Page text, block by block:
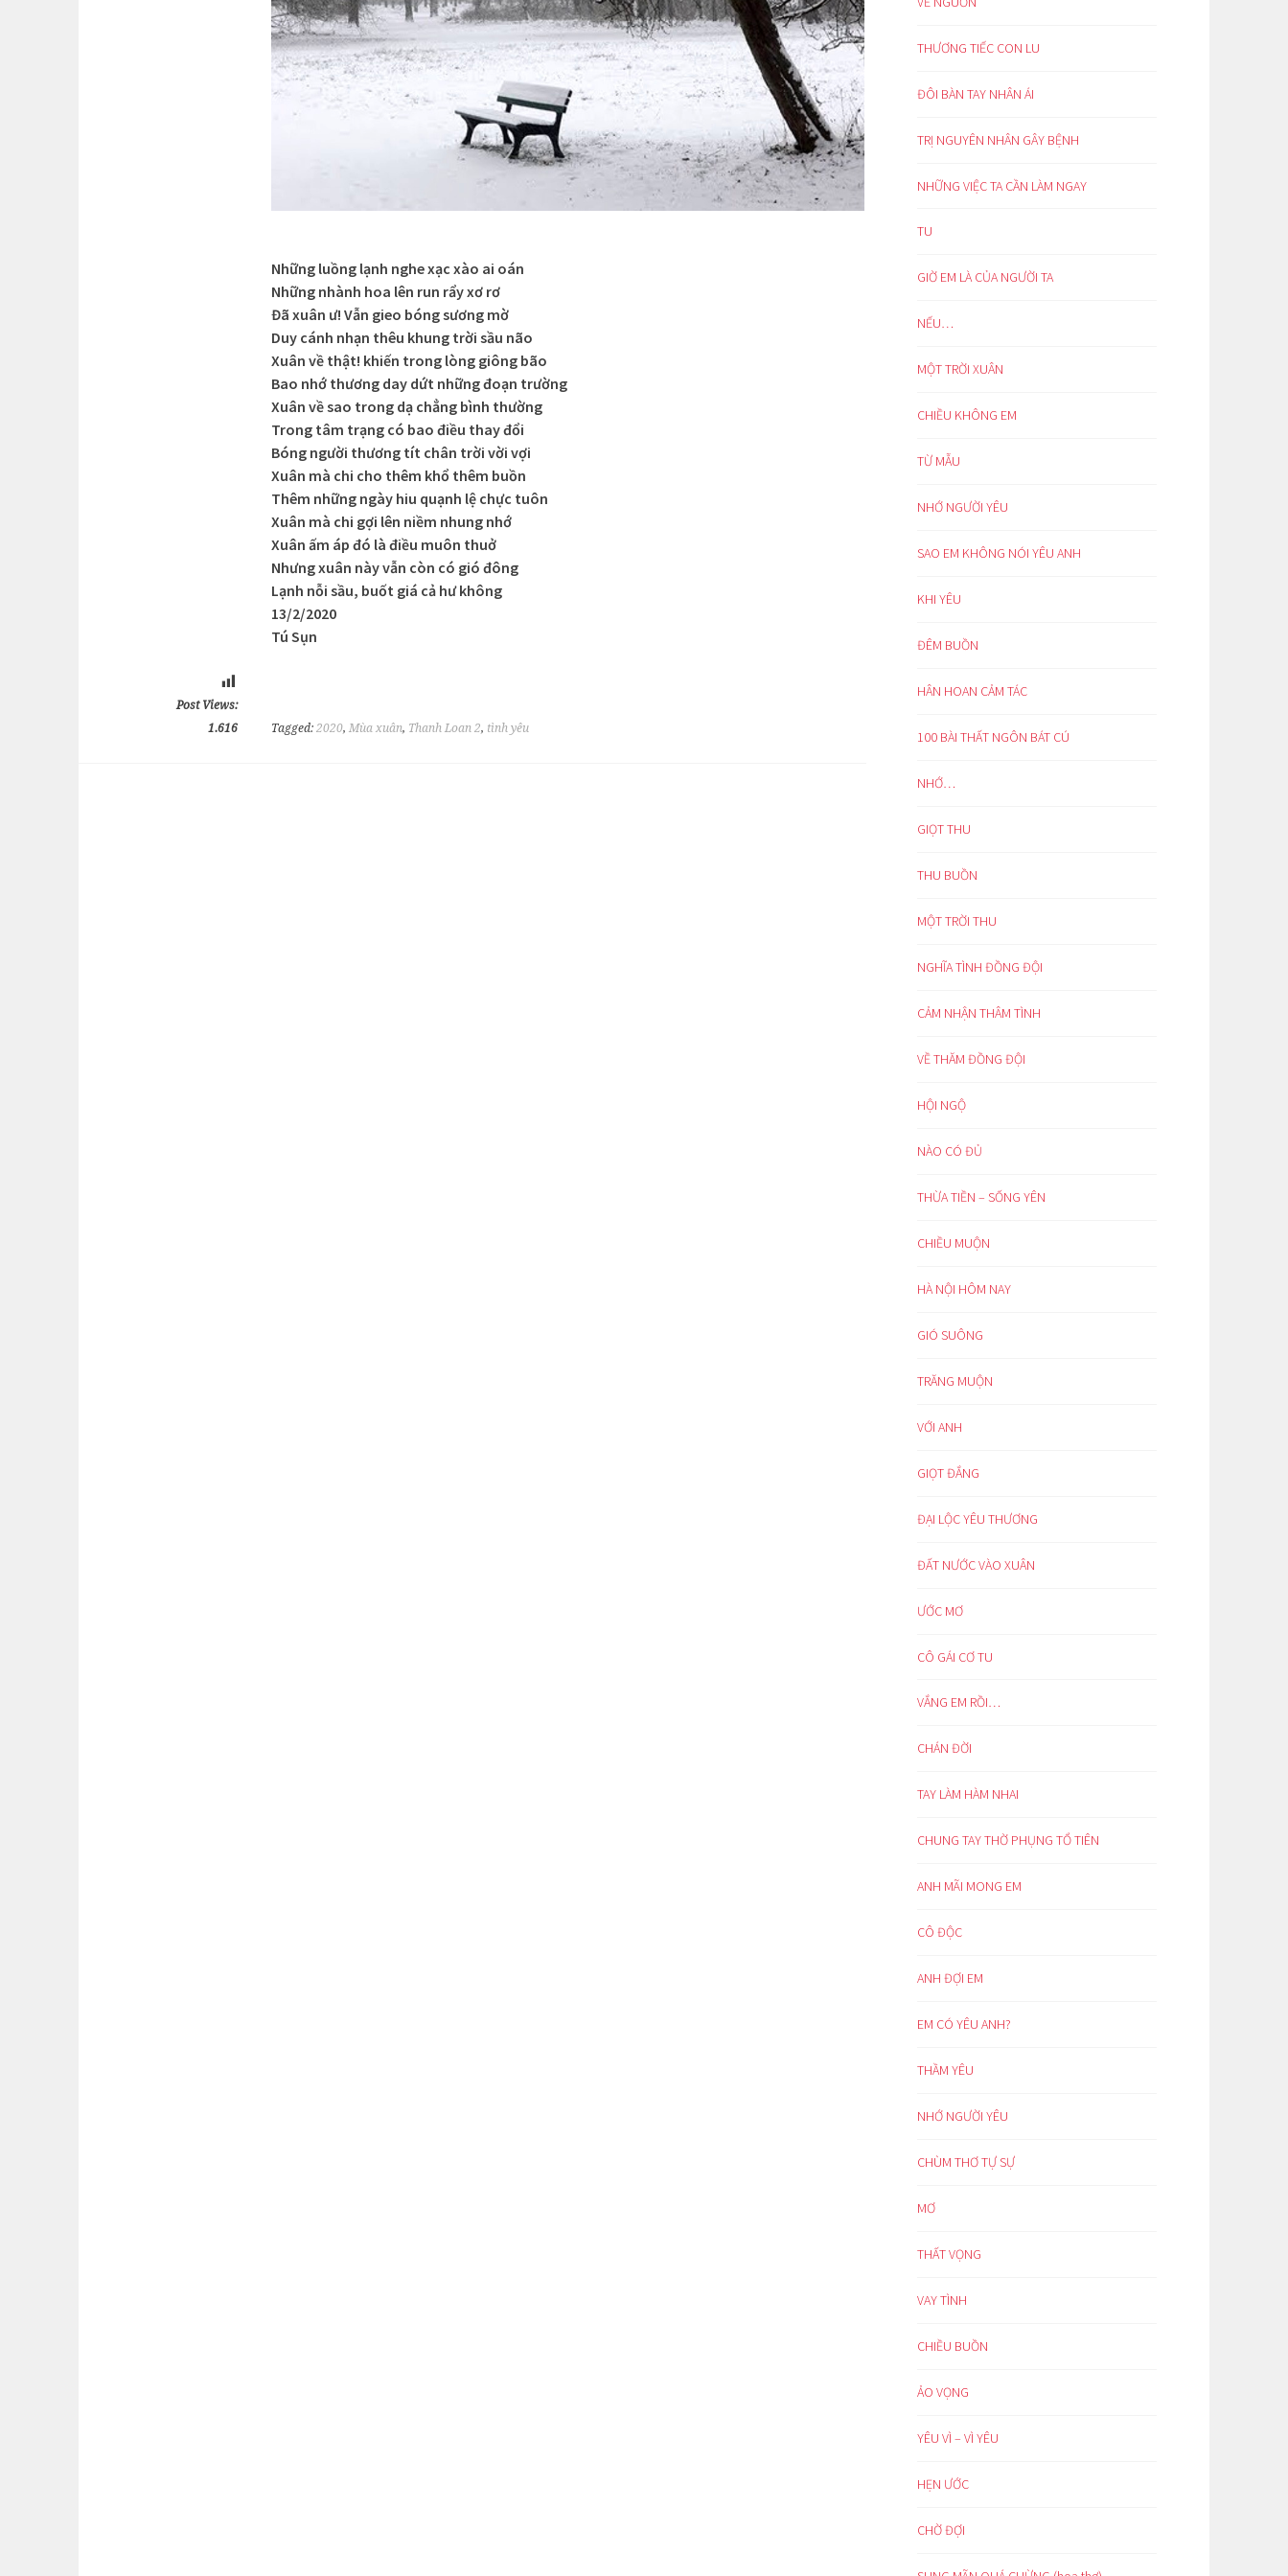
Những luồng lạnh nghe xạc xào ai oán
Những nhành hoa lên run rẩy xơ rơ
Đã xuân ư! Vẫn gieo bóng sương mờ
Duy cánh nhạn thêu khung trời sầu não
Xuân về thật! khiến trong lòng giông bão
Bao nhớ thương day dứt những đoạn trường
Xuân về sao trong dạ chẳng bình thường
Trong tâm trạng có bao điều thay đổi
Bóng người thương tít chân trời vời vợi
Xuân mà chi cho thêm khổ thêm buồn
Thêm những ngày hiu quạnh lệ chực tuôn
Xuân mà chi gợi lên niềm nhung nhớ
Xuân ấm áp đó là điều muôn thuở
Nhưng xuân này vẫn còn có gió đông
Lạnh nỗi sầu, buốt giá cả hư không
13/2/2020
Tú Sụn
Post Views:
1.616
Tagged: 2020, Mùa xuân, Thanh Loan 2, tình yêu
THƯƠNG TIẾC CON LU
ĐÔI BÀN TAY NHÂN ÁI
TRỊ NGUYÊN NHÂN GÂY BỆNH
NHỮNG VIỆC TA CẦN LÀM NGAY
TU
GIỜ EM LÀ CỦA NGƯỜI TA
NẾU…
MỘT TRỜI XUÂN
CHIỀU KHÔNG EM
TỪ MẪU
NHỚ NGƯỜI YÊU
SAO EM KHÔNG NÓI YÊU ANH
KHI YÊU
ĐÊM BUỒN
HÂN HOAN CẢM TÁC
100 BÀI THẤT NGÔN BÁT CÚ
NHỚ…
GIỌT THU
THU BUỒN
MỘT TRỜI THU
NGHĨA TÌNH ĐỒNG ĐỘI
CẢM NHẬN THÂM TÌNH
VỀ THĂM ĐỒNG ĐỘI
HỘI NGỘ
NÀO CÓ ĐỦ
THỪA TIỀN – SỐNG YÊN
CHIỀU MUỘN
HÀ NỘI HÔM NAY
GIÓ SUÔNG
TRĂNG MUỘN
VỚI ANH
GIỌT ĐẮNG
ĐẠI LỘC YÊU THƯƠNG
ĐẤT NƯỚC VÀO XUÂN
ƯỚC MƠ
CÔ GÁI CƠ TU
VẮNG EM RỒI…
CHÁN ĐỜI
TAY LÀM HÀM NHAI
CHUNG TAY THỜ PHỤNG TỔ TIÊN
ANH MÃI MONG EM
CÔ ĐỘC
ANH ĐỢI EM
EM CÓ YÊU ANH?
THẦM YÊU
NHỚ NGƯỜI YÊU
CHÙM THƠ TỰ SỰ
MƠ
THẤT VỌNG
VAY TÌNH
CHIỀU BUỒN
ẢO VỌNG
YÊU VÌ – VÌ YÊU
HẸN ƯỚC
CHỜ ĐỢI